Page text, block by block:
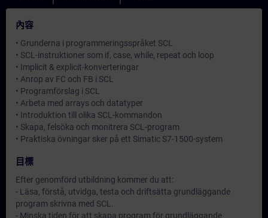
內容
• Grunderna i programmeringsspråket SCL
• SCL-instruktioner som if, case, while, repeat och loop
• Implicit & explicit-konverteringar
• Anrop av FC och FB i SCL
• Programförslag i SCL
• Arbeta med arrays och datatyper
• Introduktion till olika SCL-kommandon
• Skapa, felsöka och monitrera SCL-program
• Praktiska övningar sker på ett Simatic S7-1500-system
目標
Efter genomförd utbildning kommer du att:
- Läsa, förstå, utvidga, testa och driftsätta grundläggande
program skrivna med SCL.
- Minska tiden för att skapa program för grundläggande